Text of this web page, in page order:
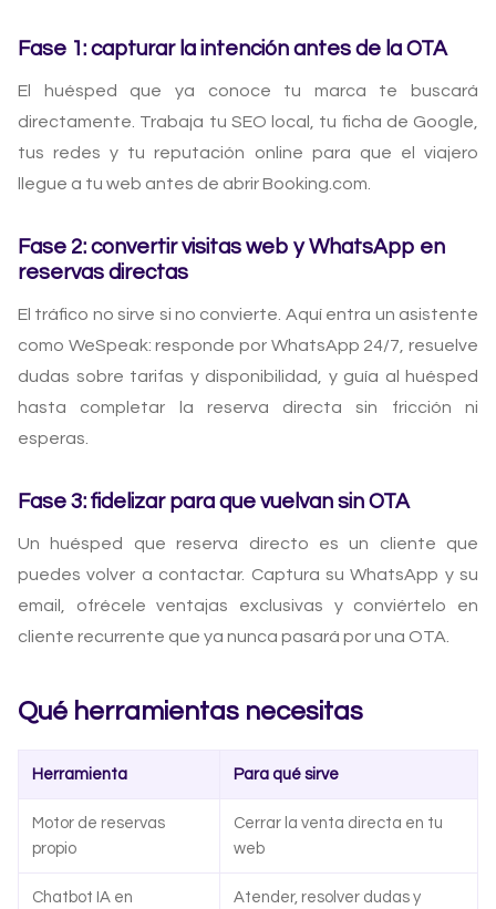
Fase 1: capturar la intención antes de la OTA
El huésped que ya conoce tu marca te buscará
directamente. Trabaja tu SEO local, tu ficha de Google,
tus redes y tu reputación online para que el viajero
llegue a tu web antes de abrir Booking.com.
Fase 2: convertir visitas web y WhatsApp en
reservas directas
El tráfico no sirve si no convierte. Aquí entra un asistente
como WeSpeak: responde por WhatsApp 24/7, resuelve
dudas sobre tarifas y disponibilidad, y guía al huésped
hasta completar la reserva directa sin fricción ni
esperas.
Fase 3: fidelizar para que vuelvan sin OTA
Un huésped que reserva directo es un cliente que
puedes volver a contactar. Captura su WhatsApp y su
email, ofrécele ventajas exclusivas y conviértelo en
cliente recurrente que ya nunca pasará por una OTA.
Qué herramientas necesitas
Herramienta Para qué sirve
Motor de reservas
propio
Cerrar la venta directa en tu
web
Chatbot IA en Atender, resolver dudas y